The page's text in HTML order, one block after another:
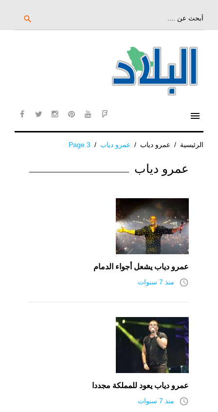
search
menu
الرئيسية / عمرو دياب / عمرو دياب /
Page 3
دياب
عمرو دياب
عمرو دياب يشعل أجواء الدمام
access_time منذ 7 سنوات
عمرو دياب يعود للمملكة مجددا
access_time منذ 7 سنوات